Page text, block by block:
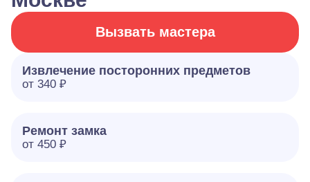
Вызвать мастера
Извлечение посторонних предметов
от 340 ₽
Ремонт замка
от 450 ₽